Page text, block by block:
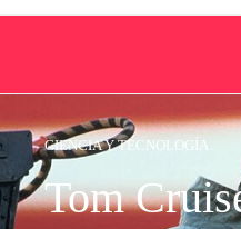
CIENCIA Y TECNOLOGÍA
Tom